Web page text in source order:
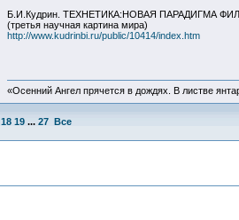
Б.И.Кудрин. ТЕХНЕТИКА:НОВАЯ ПАРАДИГМА
(третья научная картина мира)
http://www.kudrinbi.ru/public/10414/index.htm
«Осенний Ангел прячется в дождях. В листве
18 19 ... 27 Все